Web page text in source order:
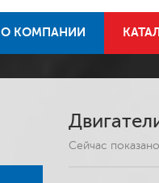
О КОМПАНИИ
Сейчас